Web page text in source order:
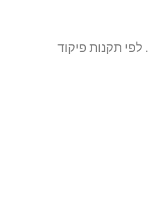
. לפי תקנות פיקוד